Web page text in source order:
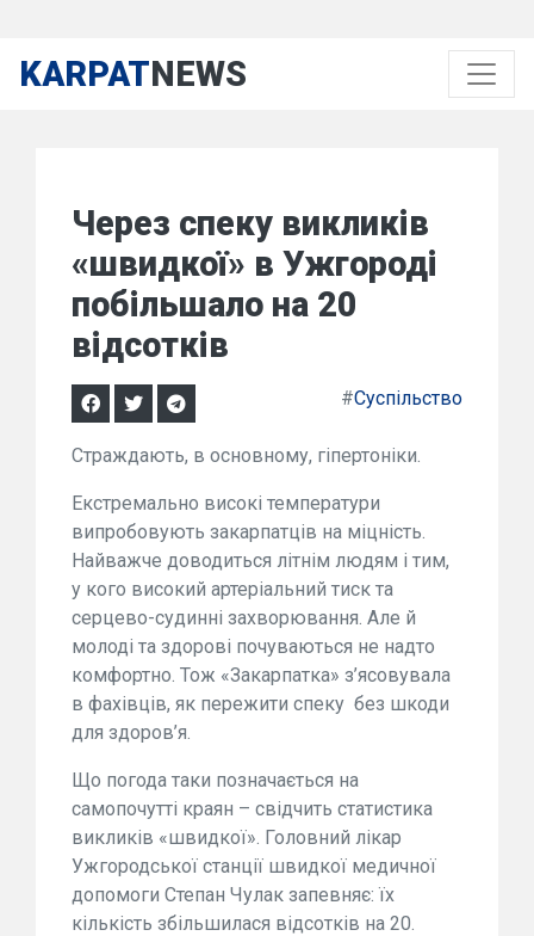
KARPATNEWS
Через спеку викликів
«швидкої» в Ужгороді
побільшало на 20
відсотків
#Суспільство
Страждають, в основному, гіпертоніки.
Екстремально високі температури
випробовують закарпатців на міцність.
Найважче доводиться літнім людям і тим,
у кого високий артеріальний тиск та
серцево-судинні захворювання. Але й
молоді та здорові почуваються не надто
комфортно. Тож «Закарпатка» з’ясовувала
в фахівців, як пережити спеку без шкоди
для здоров’я.
Що погода таки позначається на
самопочутті краян – свідчить статистика
викликів «швидкої». Головний лікар
Ужгородської станції швидкої медичної
допомоги Степан Чулак запевняє: їх
кількість збільшилася відсотків на 20.